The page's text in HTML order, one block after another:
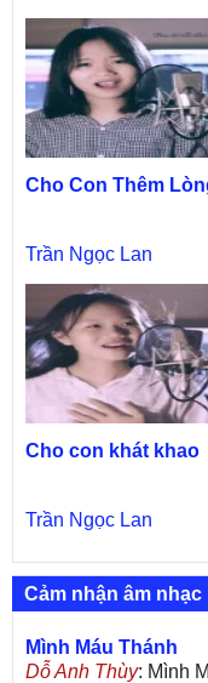
Cho Con Thêm
Trần Ngọc Lan
Cho con khát khao
Trần Ngọc Lan
Cảm nhận âm nhạc
Mình Máu Thánh
Dỗ Anh Thùy: Mình